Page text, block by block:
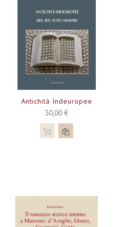
Antichità Indeuropee
30,00 €